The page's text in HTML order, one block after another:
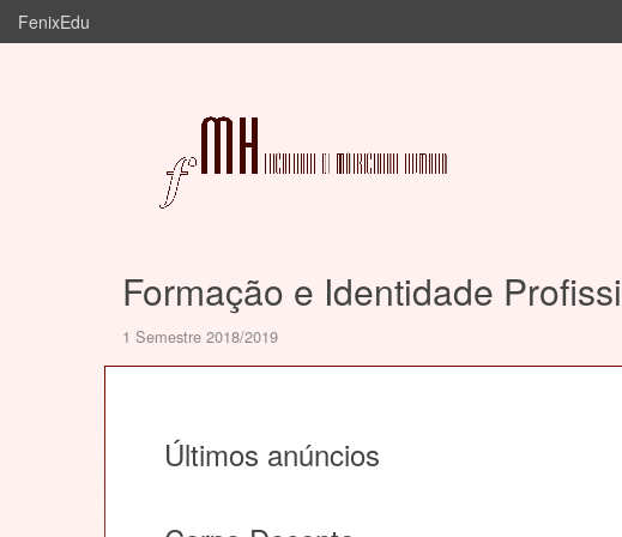
FenixEdu
Formação e Identidade
1 Semestre 2018/2019
Últimos anúncios